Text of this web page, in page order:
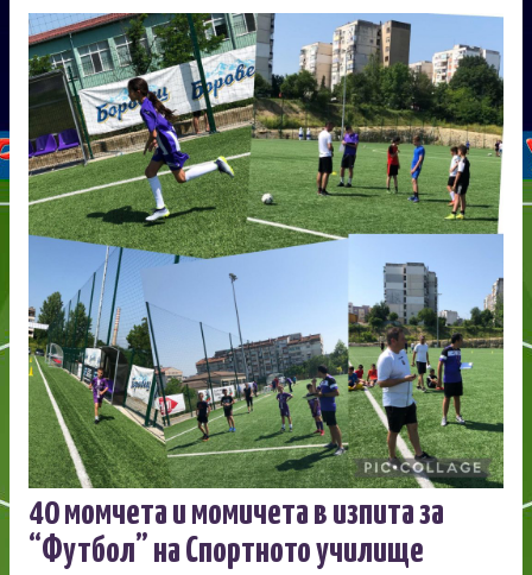
40 момчета и момичета в изпита за
“Футбол” на Спортното училище